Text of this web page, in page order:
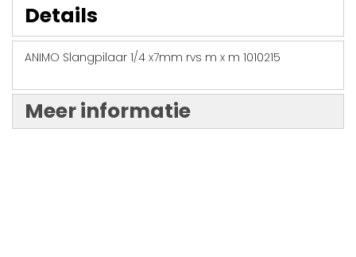
Details
ANIMO Slangpilaar 1/4 x7mm rvs m x m 1010215
Meer informatie